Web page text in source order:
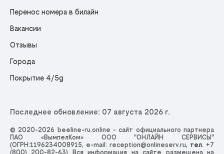
Перенос номера в билайн
Вакансии
Отзывы
Города
Покрытие 4/5g
Последнее обновление: 07 августа 2026 г.
© 2020-2026 beeline-ru.online - сайт официального партнера
ПАО «ВымпелКом» ООО "ОНЛАЙН СЕРВИСЫ"
(ОГРН:1196234008915, e-mail: reception@onlineserv.ru, тел. +7
(800) 200-82-63) Вся информация на сайте размещена на